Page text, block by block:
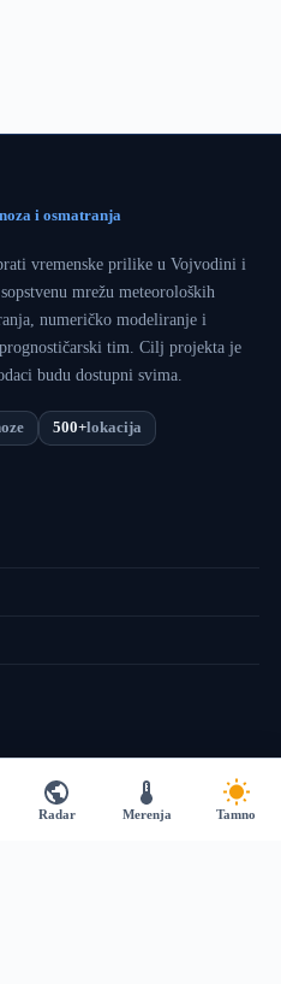
i osmatranja
vremenske prilike u Vojvodini i
mrežu meteoroloških
numeričko modeliranje i
tim. Cilj projekta je
budu dostupni svima.
500+lokacija
VojvodinaMeteo tima: isti
modeliranje i sopstvena
Radar Merenja Tamno